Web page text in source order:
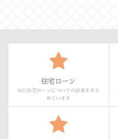
住宅ローン
主に住宅ローンについての記事をまと
めています